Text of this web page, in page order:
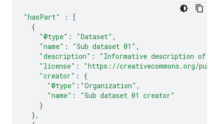
"hasPart" :
[
{
"@type" : "Dataset" ,
"name" : "Sub dataset 01" ,
"description" :
"Informative description of
"license" :
"https://creativecommons.org/
"creator" :
{
"@type" : "Organization" ,
"name" :
"Sub dataset 01 creator"
}
},